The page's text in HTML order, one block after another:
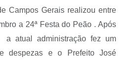
Campos Gerais realizou entre
a 24ª Festa do Peão . Após
atual administração fez um
despezas e o Prefeito José